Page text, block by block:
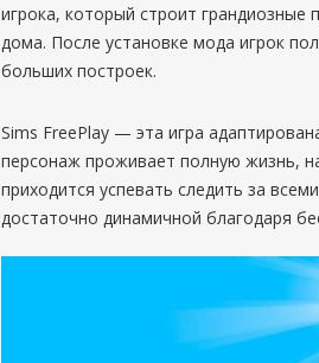
игрока, который строит грандиозные
дома. После установке мода игрок
больших построек.
Sims FreePlay — эта игра
персонаж проживает полную жизнь,
приходится успевать следить за
достаточно динамичной благодаря